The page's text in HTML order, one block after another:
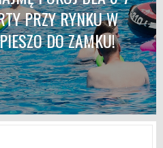
PRZY RYNKU W
DO ZAMKU!